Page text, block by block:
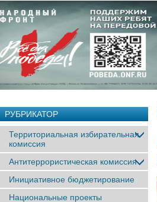
РУБРИКАТОР
Территориальная избирательная
комиссия
Антитеррористическая комиссия
Инициативное бюджетирование
Национальные проекты